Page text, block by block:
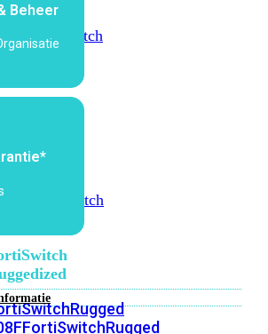
FortiSwitch
FortiSwitch
FortiSwitchRugged
Beheer